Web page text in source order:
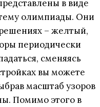
в виде
олимпиады. Они
– желтый,
периодически
сменяясь
вы можете
масштаб узоров
Помимо этого в